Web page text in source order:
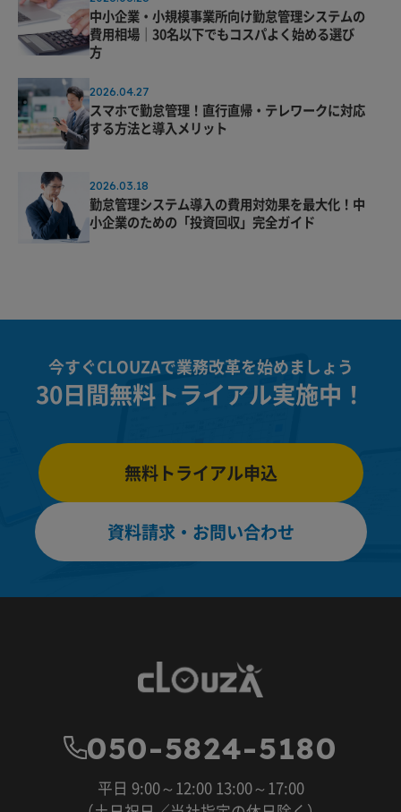
中小企業・小規模事業所向け勤怠管理システムの
費用相場｜30名以下でもコスパよく始める選び
方
2026.04.27
スマホで勤怠管理！直行直帰・テレワークに対応
する方法と導入メリット
2026.03.18
勤怠管理システム導入の費用対効果を最大化！中
小企業のための「投資回収」完全ガイド
今すぐCLOUZAで業務改革を始めましょう
30日間無料トライアル実施中！
無料トライアル申込
資料請求・お問い合わせ
050-5824-5180
平日 9:00～12:00 13:00～17:00